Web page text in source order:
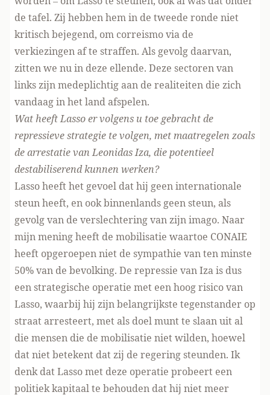
de tafel. Zij hebben hem in de tweede ronde niet
kritisch bejegend, om correismo via de
verkiezingen af te straffen. Als gevolg daarvan,
zitten we nu in deze ellende. Deze sectoren van
links zijn medeplichtig aan de realiteiten die zich
vandaag in het land afspelen.
Wat heeft Lasso er volgens u toe gebracht de
repressieve strategie te volgen, met maatregelen zoals
de arrestatie van Leonidas Iza, die potentieel
destabiliserend kunnen werken?
Lasso heeft het gevoel dat hij geen internationale
steun heeft, en ook binnenlands geen steun, als
gevolg van de verslechtering van zijn imago. Naar
mijn mening heeft de mobilisatie waartoe CONAIE
heeft opgeroepen niet de sympathie van ten minste
50% van de bevolking. De repressie van Iza is dus
een strategische operatie met een hoog risico van
Lasso, waarbij hij zijn belangrijkste tegenstander op
straat arresteert, met als doel munt te slaan uit al
die mensen die de mobilisatie niet wilden, hoewel
dat niet betekent dat zij de regering steunden. Ik
denk dat Lasso met deze operatie probeert een
politiek kapitaal te behouden dat hij niet meer